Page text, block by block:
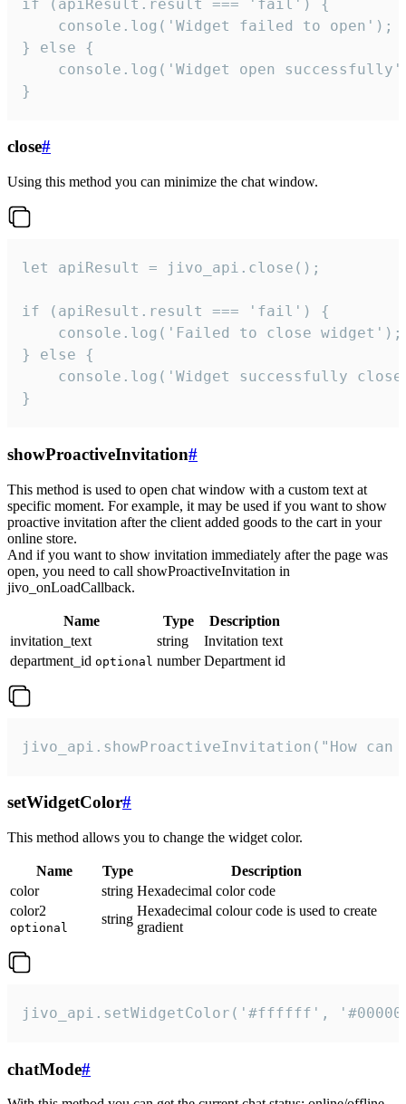
if (apiResult.result === 'fail') {
    console.log('Widget failed to open');
} else {
console.log('Widget open
}
close#
Using this method you can minimize the chat window.
let apiResult = jivo_api.close();
if (apiResult.result === 'fail') {
    console.log('Failed to close widget');
} else {
console.log('Widget successfully
}
showProactiveInvitation#
This method is used to open chat window with a custom text at
specific moment. For example, it may be used if you want to show
proactive invitation after the client added goods to the cart in your
online store.
And if you want to show invitation immediately after the page was
open, you need to call showProactiveInvitation in
jivo_onLoadCallback.
Name Type
Description
invitation_text
string
Invitation text
department_id optional number Department id
jivo_api.showProactiveInvitation("How
setWidgetColor#
This method allows you to change the widget color.
Name Type
Description
color
string Hexadecimal color code
color2
optional
string
Hexadecimal colour code is used to create
gradient
jivo_api.setWidgetColor('#ffffff',
chatMode#